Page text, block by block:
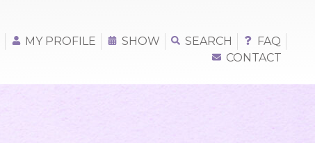
MY PROFILE SHOW SEARCH
FAQ
CONTACT